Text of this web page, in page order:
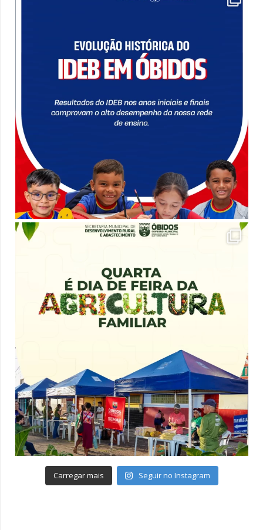
Carregar mais Seguir no Instagram